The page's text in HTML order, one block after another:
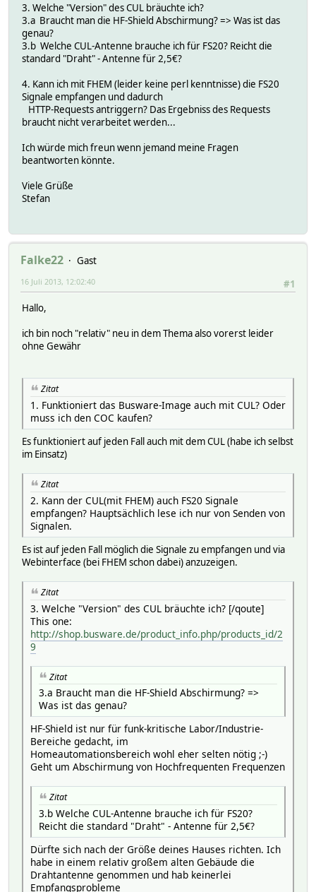
3. Welche "Version" des CUL bräuchte ich?
3.a Braucht man die HF-Shield Abschirmung? => Was ist das
genau?
3.b Welche CUL-Antenne brauche ich für FS20? Reicht die
standard "Draht" - Antenne für 2,5€?
4. Kann ich mit FHEM (leider keine perl kenntnisse) die FS20
Signale empfangen und dadurch
HTTP-Requests antriggern? Das Ergebniss des Requests
braucht nicht verarbeitet werden...
Ich würde mich freun wenn jemand meine Fragen
beantworten könnte.
Viele Grüße
Stefan
Falke22
Gast
#1
16 Juli 2013, 12:02:40
Hallo,
ich bin noch "relativ" neu in dem Thema also vorerst leider
ohne Gewähr
Zitat
1. Funktioniert das Busware-Image auch mit CUL? Oder
muss ich den COC kaufen?
Es funktioniert auf jeden Fall auch mit dem CUL (habe ich selbst
im Einsatz)
Zitat
2. Kann der CUL(mit FHEM) auch FS20 Signale
empfangen? Hauptsächlich lese ich nur von Senden von
Signalen.
Es ist auf jeden Fall möglich die Signale zu empfangen und via
Webinterface (bei FHEM schon dabei) anzuzeigen.
Zitat
3. Welche "Version" des CUL bräuchte ich? [/qoute]
This one:
http://shop.busware.de/product_info.php/products_id/2
9
Zitat
3.a Braucht man die HF-Shield Abschirmung? =>
Was ist das genau?
HF-Shield ist nur für funk-kritische Labor/Industrie-
Bereiche gedacht, im
Homeautomationsbereich wohl eher selten nötig ;-)
Geht um Abschirmung von Hochfrequenten Frequenzen
Zitat
3.b Welche CUL-Antenne brauche ich für FS20?
Reicht die standard "Draht" - Antenne für 2,5€?
Dürfte sich nach der Größe deines Hauses richten. Ich
habe in einem relativ großem alten Gebäude die
Drahtantenne genommen und hab keinerlei
Empfangsprobleme